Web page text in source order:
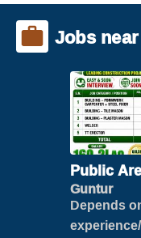
Jobs
Public
Cleaner
Guntur
Depends